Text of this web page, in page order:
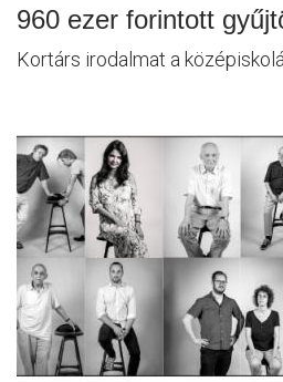
960 ezer forintott
Kortárs irodalmat a